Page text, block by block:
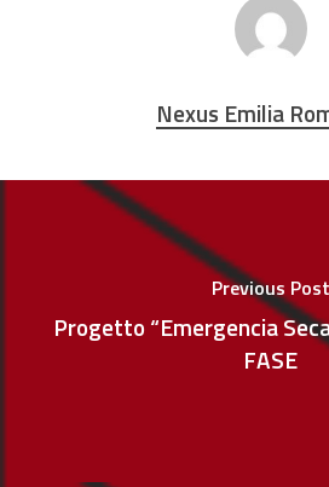
Nexus Emilia
Previous Post
Progetto “Emergencia
FASE